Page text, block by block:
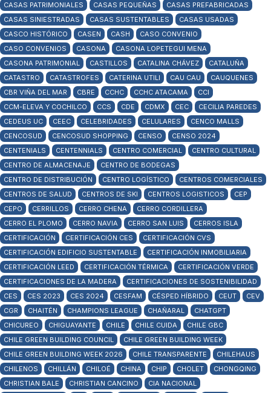
CASAS PATRIMONIALES
CASAS PEQUEÑAS
CASAS PREFABRICADAS
CASAS SINIESTRADAS
CASAS SUSTENTABLES
CASAS USADAS
CASCO HISTÓRICO
CASEN CASH
CASO CONVENIO
CASO CONVENIOS
CASONA
CASONA LOPETEGUI MENA
CASONA PATRIMONIAL
CASTILLOS CATALINA CHÁVEZ
CATALUÑA
CATASTRO
CATASTROFES CATERINA UTILI CAU CAU
CAUQUENES
CBR VIÑA DEL MAR
CBRE CCHC CCHC ATACAMA
CCI
CCM-ELEVA Y COCHILCO
CCS CDE CDMX CEC
CECILIA PAREDES
CEDEUS UC
CEEC CELEBRIDADES CELULARES
CENCO MALLS
CENCOSUD
CENCOSUD SHOPPING CENSO
CENSO 2024
CENTENIALS
CENTENNIALS CENTRO COMERCIAL
CENTRO CULTURAL
CENTRO DE ALMACENAJE
CENTRO DE BODEGAS
CENTRO DE DISTRIBUCIÓN
CENTRO LOGÍSTICO
CENTROS COMERCIALES
CENTROS DE SALUD
CENTROS DE SKI CENTROS LOGISTICOS
CEP
CEPO
CERRILLOS CERRO CHENA
CERRO CORDILLERA
CERRO EL PLOMO
CERRO NAVIA CERRO SAN LUIS
CERROS ISLA
CERTIFICACIÓN
CERTIFICACIÓN CES
CERTIFICACIÓN CVS
CERTIFICACIÓN EDIFICIO SUSTENTABLE
CERTIFICACIÓN INMOBILIARIA
CERTIFICACIÓN LEED
CERTIFICACIÓN TÉRMICA
CERTIFICACIÓN VERDE
CERTIFICACIONES DE LA MADERA
CERTIFICACIONES DE SOSTENIBILIDAD
CES
CES 2023 CES 2024 CESFAM CÉSPED HÍBRIDO CEUT
CEV
CGR
CHAITÉN CHAMPIONS LEAGUE CHAÑARAL
CHATGPT
CHICUREO
CHIGUAYANTE CHILE CHILE CUIDA
CHILE GBC
CHILE GREEN BUILDING COUNCIL
CHILE GREEN BUILDING WEEK
CHILE GREEN BUILDING WEEK 2026
CHILE TRANSPARENTE
CHILEHAUS
CHILENOS
CHILLÁN CHILOÉ CHINA CHIP CHOLET
CHONGQING
CHRISTIAN BALE
CHRISTIAN CANCINO
CIA NACIONAL